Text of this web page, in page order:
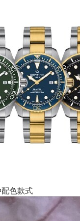
色款式